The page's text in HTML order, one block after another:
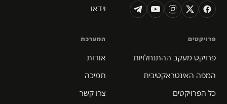
וידאו
פרויקטים
פרויקט מעקב ההתנחלויות
המפה האינטראקטיבית
כל הפרויקטים
המערכת
אודות
תמיכה
צרו קשר